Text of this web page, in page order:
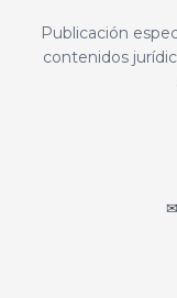
Publicación
contenidos